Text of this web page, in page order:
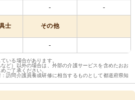
- -
士 その他
-
いる場合があります。
ど）以外の場合は、外部の介護サービスを含めたおお
ご了承ください。
訪問介護員養成研修に相当するものとして都道府県知